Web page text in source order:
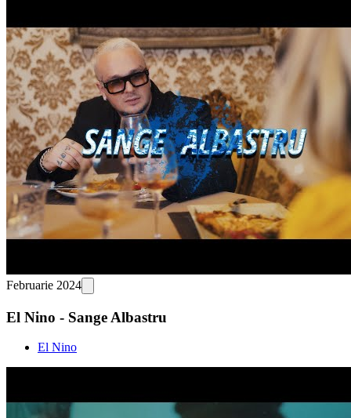
Februarie 2024
El Nino - Sange Albastru
El Nino